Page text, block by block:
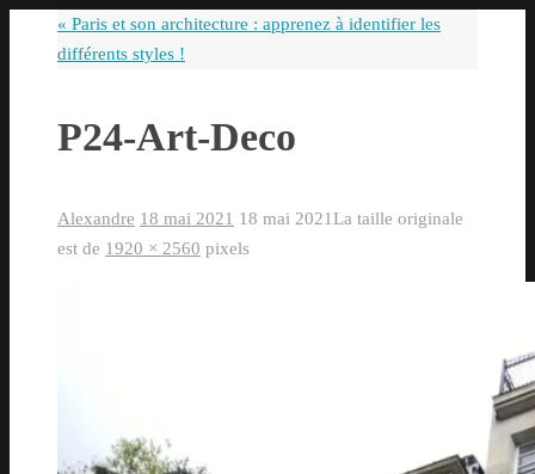
:
« Paris et son architecture : apprenez à identifier les
différents styles !
P24-Art-Deco
Alexandre 18 mai 2021 18 mai 2021La taille originale
est de 1920 × 2560 pixels